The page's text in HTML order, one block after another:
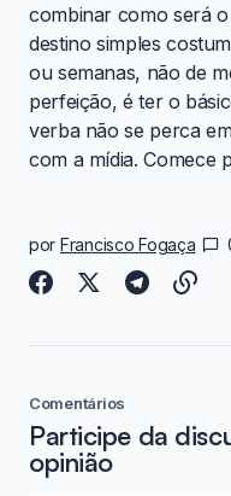
combinar como será
destino simples
ou semanas, não de
perfeição, é ter o
verba não se perca
com a mídia. Comece
por Francisco Fogaça
Comentários
Participe da
opinião